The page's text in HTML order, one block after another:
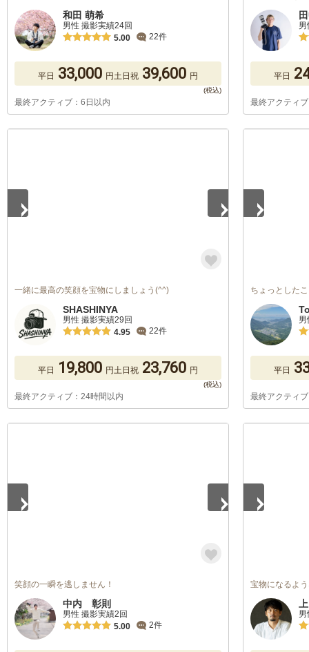
和田 萌希
男性 撮影実績24回
5.00
22件
平日 33,000 円土日祝 39,600 円
最終アクティブ：6日以内
平日
最終アクティ
一緒に最高の笑顔を宝物にしましょう(^^)
SHASHINYA
男性 撮影実績29回
4.95
22件
平日 19,800 円土日祝 23,760 円
最終アクティブ：24時間以内
ちょっとした
平日
最終アクティ
笑顔の一瞬を逃しません！
中内 彰則
男性 撮影実績2回
5.00
2件
宝物になるよ
男